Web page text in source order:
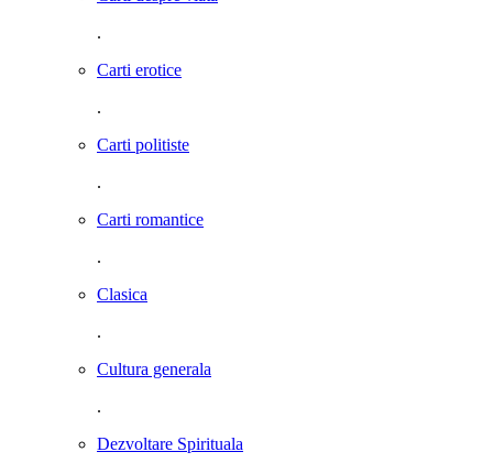
.
Carti erotice
.
Carti politiste
.
Carti romantice
.
Clasica
.
Cultura generala
.
Dezvoltare Spirituala